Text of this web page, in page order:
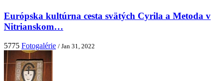
Európska kultúrna cesta svätých Cyrila a Metoda v
Nitrianskom…
5775 Fotogalérie / Jan 31, 2022